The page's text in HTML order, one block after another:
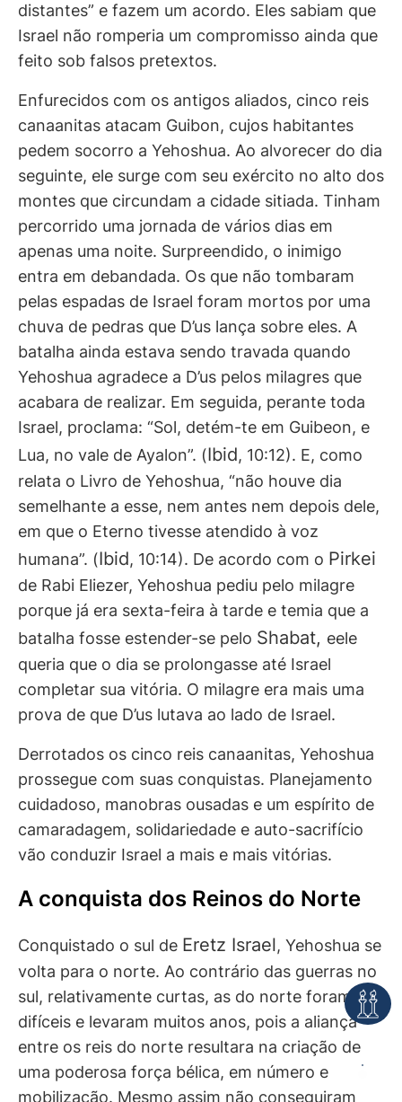
distantes” e fazem um acordo. Eles sabiam que
Israel não romperia um compromisso ainda que
feito sob falsos pretextos.
Enfurecidos com os antigos aliados, cinco reis
canaanitas atacam Guibon, cujos habitantes
pedem socorro a Yehoshua. Ao alvorecer do dia
seguinte, ele surge com seu exército no alto dos
montes que circundam a cidade sitiada. Tinham
percorrido uma jornada de vários dias em
apenas uma noite. Surpreendido, o inimigo
entra em debandada. Os que não tombaram
pelas espadas de Israel foram mortos por uma
chuva de pedras que D’us lança sobre eles. A
batalha ainda estava sendo travada quando
Yehoshua agradece a D’us pelos milagres que
acabara de realizar. Em seguida, perante toda
Israel, proclama: “Sol, detém-te em Guibeon, e
Lua, no vale de Ayalon”. (Ibid, 10:12). E, como
relata o Livro de Yehoshua, “não houve dia
semelhante a esse, nem antes nem depois dele,
em que o Eterno tivesse atendido à voz
humana”. (Ibid, 10:14). De acordo com o Pirkei
de Rabi Eliezer, Yehoshua pediu pelo milagre
porque já era sexta-feira à tarde e temia que a
batalha fosse estender-se pelo Shabat, eele
queria que o dia se prolongasse até Israel
completar sua vitória. O milagre era mais uma
prova de que D’us lutava ao lado de Israel.
Derrotados os cinco reis canaanitas, Yehoshua
prossegue com suas conquistas. Planejamento
cuidadoso, manobras ousadas e um espírito de
camaradagem, solidariedade e auto-sacrifício
vão conduzir Israel a mais e mais vitórias.
A conquista dos Reinos do Norte
Conquistado o sul de Eretz Israel, Yehoshua se
volta para o norte. Ao contrário das guerras no
sul, relativamente curtas, as do norte foram
difíceis e levaram muitos anos, pois a aliança
entre os reis do norte resultara na criação de
uma poderosa força bélica, em número e
mobilização. Mesmo assim não conseguiram